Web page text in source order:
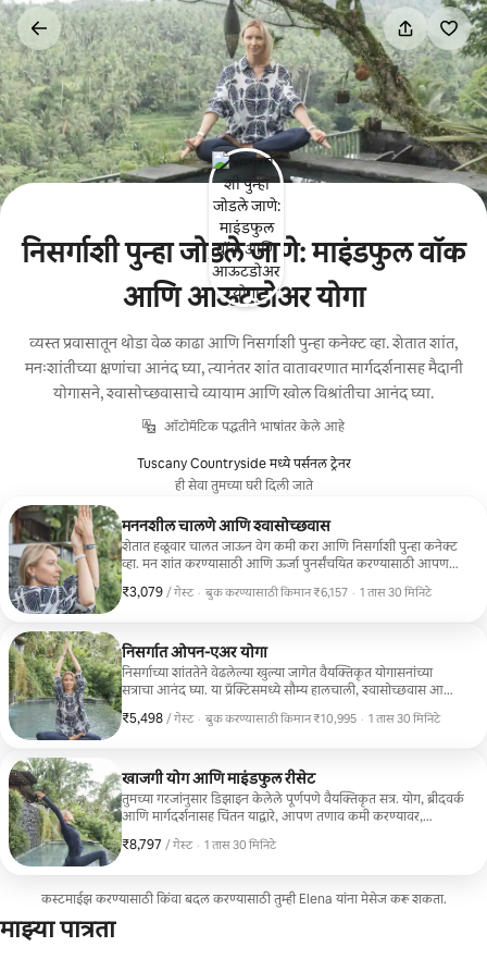
कंटेंटवर
जा
निसर्गाशी पुन्हा जोडले जाणे: माइंडफुल वॉक
आणि आऊटडोअर योगा
व्यस्त प्रवासातून थोडा वेळ काढा आणि निसर्गाशी पुन्हा कनेक्ट व्हा. शेतात शांत,
मनःशांतीच्या क्षणांचा आनंद घ्या, त्यानंतर शांत वातावरणात मार्गदर्शनासह मैदानी
योगासने, श्वासोच्छवासाचे व्यायाम आणि खोल विश्रांतीचा आनंद घ्या.
ऑटोमॅटिक पद्धतीने भाषांतर केले आहे
Tuscany Countryside मध्ये पर्सनल ट्रेनर
ही सेवा तुमच्या घरी दिली जाते
मननशील चालणे आणि श्वासोच्छवास
शेतात हळूवार चालत जाऊन वेग कमी करा आणि निसर्गाशी पुन्हा कनेक्ट
व्हा. मन शांत करण्यासाठी आणि ऊर्जा पुनर्संचयित करण्यासाठी आपण
(श्वासोच्छवासाच्या तंत्रांचा) यांचा एकत्रित वापर करू. हा अनुभव सर्व
वाटण्यास मदत होते.
₹3,079 / गेस्ट
₹3,079 प्रति गेस्ट· बुक करण्यासाठी किमान ₹6,157
, · 1 तास 30 मिनिटे
निसर्गात ओपन-एअर योगा
निसर्गाच्या शांततेने वेढलेल्या खुल्या जागेत वैयक्तिकृत योगासनांच्या
सत्राचा आनंद घ्या. या प्रॅक्टिसमध्ये सौम्य हालचाली, श्वासोच्छवास आणि
रुपांतरित केले जाते. जास्तीत जास्त 6 सहभागींसह, हे सेशन एकाग्र लक्ष
तुमच्या मनाला स्पष्ट करण्यासाठी हे सेशन परिपूर्ण आहे.
₹5,498 / गेस्ट
₹5,498 प्रति गेस्ट · बुक करण्यासाठी किमान ₹10,995
, · 1 तास 30 मिनिटे
खाजगी योग आणि माइंडफुल रीसेट
तुमच्या गरजांनुसार डिझाइन केलेले पूर्णपणे वैयक्तिकृत सत्र. योग, ब्रीदवर्क
आणि मार्गदर्शनासह चिंतन याद्वारे, आपण तणाव कमी करण्यावर,
वैयक्तिक लक्ष देऊन, हा अनुभव एका शांत, खाजगी वातावरणात शरीर
₹8,797 / गेस्ट
₹8,797 प्रति गेस्ट
, · 1 तास 30 मिनिटे
कस्टमाईझ करण्यासाठी किंवा बदल करण्यासाठी तुम्ही Elena यांना मेसेज करू शकता.
माझ्या पात्रता